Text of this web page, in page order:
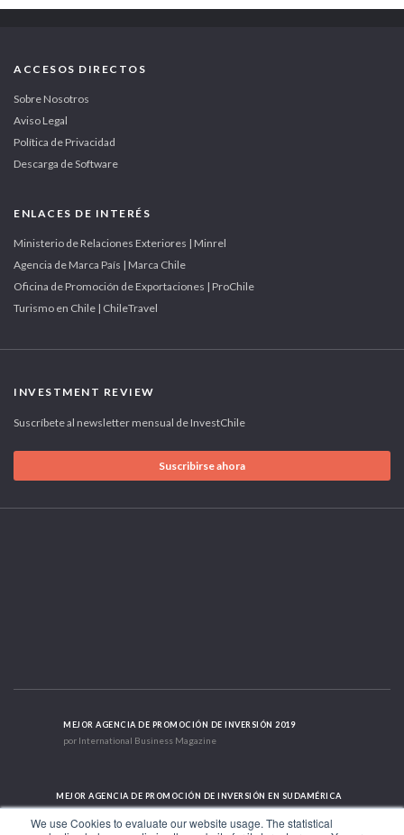
We use Cookies to evaluate our website usage. The statistical
ACCESOS DIRECTOS
Sobre Nosotros
Aviso Legal
Política de Privacidad
Descarga de Software
ENLACES DE INTERÉS
Ministerio de Relaciones Exteriores | Minrel
Agencia de Marca País | Marca Chile
Oficina de Promoción de Exportaciones | ProChile
Turismo en Chile | ChileTravel
INVESTMENT REVIEW
Suscríbete al newsletter mensual de InvestChile
Suscribirse ahora
MEJOR AGENCIA DE PROMOCIÓN DE INVERSIÓN 2019
por International Business Magazine
MEJOR AGENCIA DE PROMOCIÓN DE INVERSIÓN EN SUDAMÉRICA
2019 - 2022; 2024; 2025